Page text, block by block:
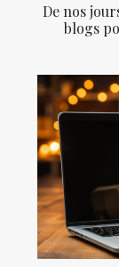
De nos
blogs